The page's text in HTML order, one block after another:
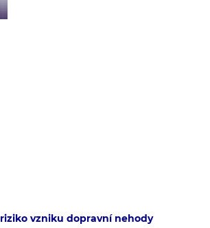
vzniku dopravní nehody